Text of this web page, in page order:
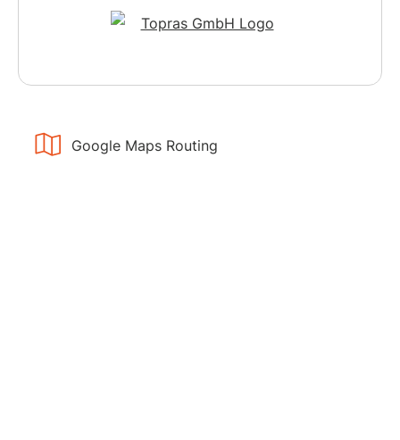
Google Maps Routing